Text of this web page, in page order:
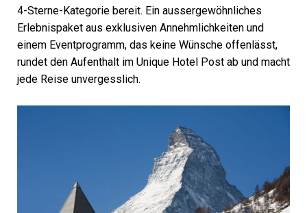
4-Sterne-Kategorie bereit. Ein aussergewöhnliches
Erlebnispaket aus exklusiven Annehmlichkeiten und
einem Eventprogramm, das keine Wünsche offenlässt,
rundet den Aufenthalt im Unique Hotel Post ab und macht
jede Reise unvergesslich.